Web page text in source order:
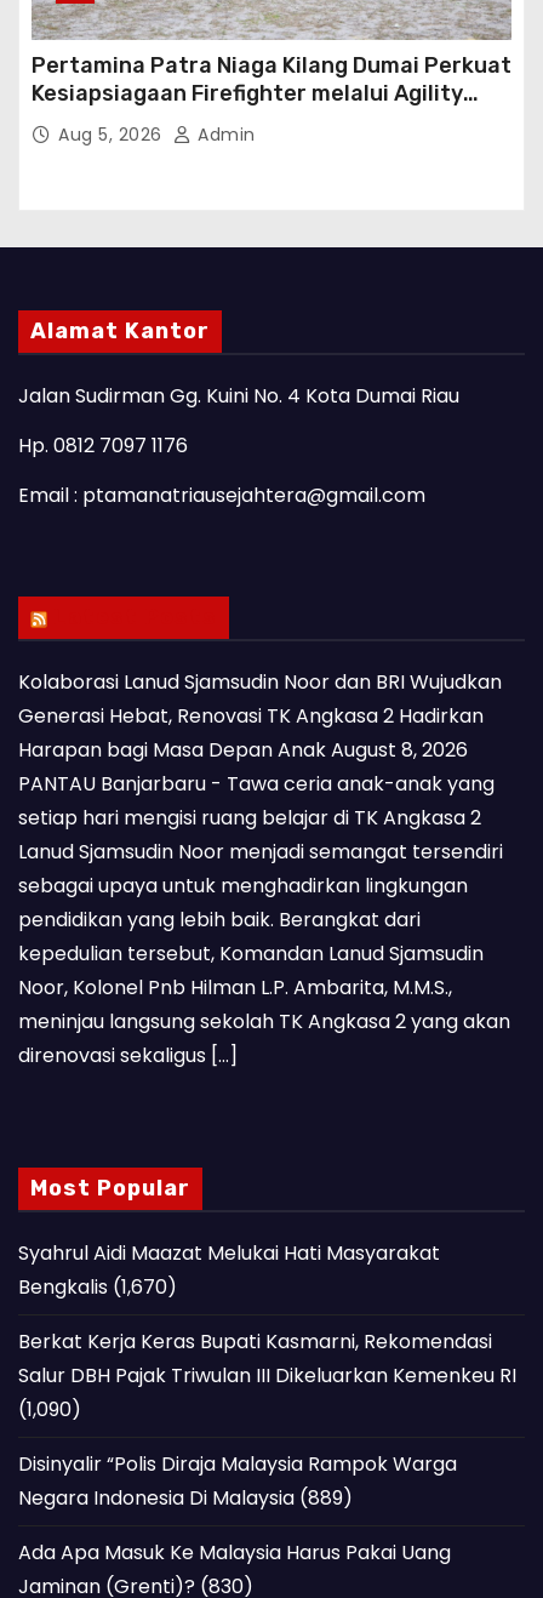
Pertamina Patra Niaga Kilang Dumai Perkuat
Kesiapsiagaan Firefighter melalui Agility
TestAug 5, 2026 Admin
Alamat Kantor
Jalan Sudirman Gg. Kuini No. 4 Kota Dumai Riau
Hp. 0812 7097 1176
Email : ptamanatriausejahtera@gmail.com
Kolaborasi Lanud Sjamsudin Noor dan BRI Wujudkan
Generasi Hebat, Renovasi TK Angkasa 2 Hadirkan
Harapan bagi Masa Depan AnakAugust 8, 2026
PANTAU Banjarbaru - Tawa ceria anak-anak yang
setiap hari mengisi ruang belajar di TK Angkasa 2
Lanud Sjamsudin Noor menjadi semangat tersendiri
sebagai upaya untuk menghadirkan lingkungan
pendidikan yang lebih baik. Berangkat dari
kepedulian tersebut, Komandan Lanud Sjamsudin
Noor, Kolonel Pnb Hilman L.P. Ambarita, M.M.S.,
meninjau langsung sekolah TK Angkasa 2 yang akan
direnovasi sekaligus […]
Most Popular
Syahrul Aidi Maazat Melukai Hati Masyarakat
Bengkalis (1,670)
Berkat Kerja Keras Bupati Kasmarni, Rekomendasi
Salur DBH Pajak Triwulan III Dikeluarkan Kemenkeu RI
(1,090)
Disinyalir “Polis Diraja Malaysia Rampok Warga
Negara Indonesia Di Malaysia (889)
Ada Apa Masuk Ke Malaysia Harus Pakai Uang
Jaminan (Grenti)? (830)